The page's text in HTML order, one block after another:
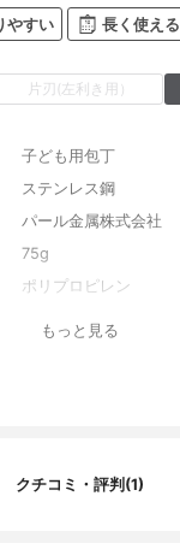
やすい 長く使える
片刃(左利き用）
子ども用包丁
ステンレス鋼
パール金属株式会社
75g
ポリプロピレン
-
もっと見る
クチコミ・評判(1)